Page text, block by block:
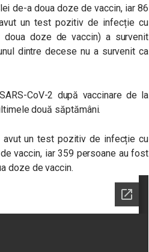
de-a doua doze de vaccin, iar 86
un test pozitiv de infecție cu
doua doze de vaccin) a survenit
dintre decese nu a survenit ca
CoV-2 după vaccinare de la
două săptămâni.
avut un test pozitiv de infecție cu
vaccin, iar 359 persoane au fost
doze de vaccin.